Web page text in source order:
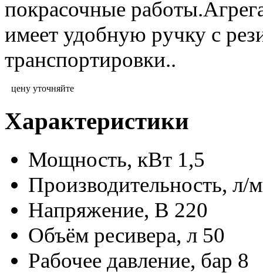
покрасочные
имеет удобную ручку с
транспортировки..
цену уточняйте
Характеристики
Мощность, кВт 1,5
Производительность, л/
Напряжение, В 220
Объём ресивера, л 50
Рабочее давление, бар 8